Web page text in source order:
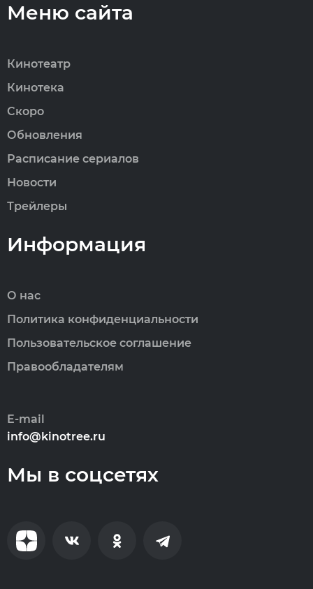
Меню сайта
Кинотеатр
Кинотека
Скоро
Обновления
Расписание сериалов
Новости
Трейлеры
Информация
О нас
Политика конфиденциальности
Пользовательское соглашение
Правообладателям
E-mail
info@kinotree.ru
Мы в соцсетях